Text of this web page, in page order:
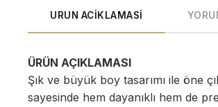
URUN ACIKLAMASI
ÜRÜN AÇIKLAMASI
Şık ve büyük boy tasarımı ile öne
sayesinde hem dayanıklı hem de